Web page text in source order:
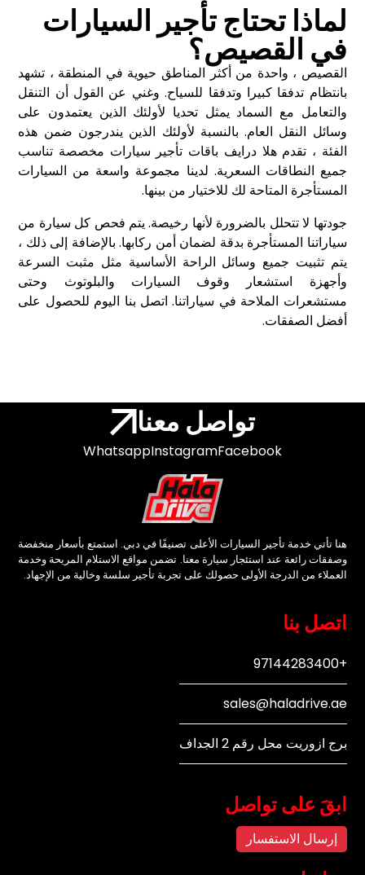
لماذا تحتاج تأجير السيارات
في القصيص؟
القصيص ، واحدة من أكثر المناطق حيوية في المنطقة ، تشهد
بانتظام تدفقا كبيرا وتدفقا للسياح. وغني عن القول أن التنقل
والتعامل مع السماد يمثل تحديا لأولئك الذين يعتمدون على
وسائل النقل العام. بالنسبة لأولئك الذين يندرجون ضمن هذه
الفئة ، تقدم هلا درايف باقات تأجير سيارات مخصصة تناسب
جميع النطاقات السعرية. لدينا مجموعة واسعة من السيارات
المستأجرة المتاحة لك للاختيار من بينها.
جودتها لا تتحلل بالضرورة لأنها رخيصة. يتم فحص كل سيارة من
سياراتنا المستأجرة بدقة لضمان أمن ركابها. بالإضافة إلى ذلك ،
يتم تثبيت جميع وسائل الراحة الأساسية مثل مثبت السرعة
وأجهزة استشعار وقوف السيارات والبلوتوث وحتى
مستشعرات الملاحة في سياراتنا. اتصل بنا اليوم للحصول على
أفضل الصفقات.
تواصل معنا
Facebook
Instagram
Whatsapp
هنا تأتي خدمة تأجير السيارات الأعلى تصنيفًا في دبي. استمتع بأسعار منخفضة
وصفقات رائعة عند استئجار سيارة معنا. تضمن مواقع الاستلام المريحة وخدمة
العملاء من الدرجة الأولى حصولك على تجربة تأجير سلسة وخالية من الإجهاد.
اتصل بنا
+97144283400
sales@haladrive.ae
برج ازوريت محل رقم 2 الجداف
ابقَ على تواصل
إرسال الاستفسار